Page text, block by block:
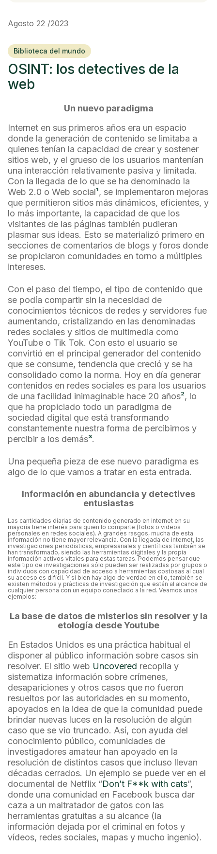
Agosto 22 /2023
Biblioteca del mundo
OSINT: los detectives de la
web
Un nuevo paradigma
Internet en sus primeros años era un espacio
donde la generación de contenido se limitaba a
quienes tenían la capacidad de crear y sostener
sitios web, y el grueso de los usuarios mantenían
una interacción relativamente pasiva y limitada.
Con la llegada de lo que se ha denominado la
Web 2.0 o Web social¹, se implementaron mejoras
que permitieron sitios más dinámicos, eficientes, y
lo más importante, la capacidad de que los
visitantes de las páginas también pudieran
plasmar sus ideas. Esto se materializó primero en
secciones de comentarios de blogs y foros donde
se propiciaron comunidades en torno a múltiples
intereses.
Con el paso del tiempo, el tipo de contenido que
se podía compartir sin la necesidad de
conocimientos técnicos de redes y servidores fue
aumentando, cristalizando en las denominadas
redes sociales y sitios de multimedia como
YouTube o Tik Tok. Con esto el usuario se
convirtió en el principal generador del contenido
que se consume, tendencia que creció y se ha
consolidado como la norma. Hoy en día generar
contenidos en redes sociales es para los usuarios
de una facilidad inimaginable hace 20 años², lo
que ha propiciado todo un paradigma de
sociedad digital que está transformando
constantemente nuestra forma de percibirnos y
percibir a los demás³.
Una pequeña pieza de ese nuevo paradigma es
algo de lo que vamos a tratar en esta entrada.
Información en abundancia y detectives
entusiastas
Las cantidades diarias de contenido generado en internet en su
mayoría tiene interés para quien lo comparte (fotos o videos
personales en redes sociales). A grandes rasgos, mucha de esta
información no tiene mayor relevancia. Con la llegada de internet, las
investigaciones periodísticas, empresariales y científicas también se
han transformado, siendo las herramientas digitales y la propia
información activos vitales para estas tareas. Podemos pensar que
este tipo de investigaciones sólo pueden ser realizadas por grupos o
individuos con capacidad de acceso a herramientas costosas al cual
su acceso es difícil. Y si bien hay algo de verdad en ello, también se
existen métodos y prácticas de investigación que están al alcance de
cualquier persona con un equipo conectado a la red. Veamos unos
ejemplos:
La base de datos de misterios sin resolver y la
etología desde Youtube
En Estados Unidos es una práctica habitual el
disponer al público información sobre casos sin
resolver. El sitio web Uncovered recopila y
sistematiza información sobre crímenes,
desapariciones y otros casos que no fueron
resueltos por las autoridades en su momento,
apoyados en la idea de que la comunidad puede
brindar nuevas luces en la resolución de algún
caso que se vio truncado. Así, con ayuda del
conocimiento público, comunidades de
investigadores amateur han apoyado en la
resolución de distintos casos que incluso llevan
décadas cerrados. Un ejemplo se puede ver en el
documental de Netflix “Don’t F**k with cats”,
donde una comunidad en Facebook busca dar
caza a un maltratador de gatos con las
herramientas gratuitas a su alcance (la
información dejada por el criminal en fotos y
vídeos, redes sociales, mapas y mucho ingenio).